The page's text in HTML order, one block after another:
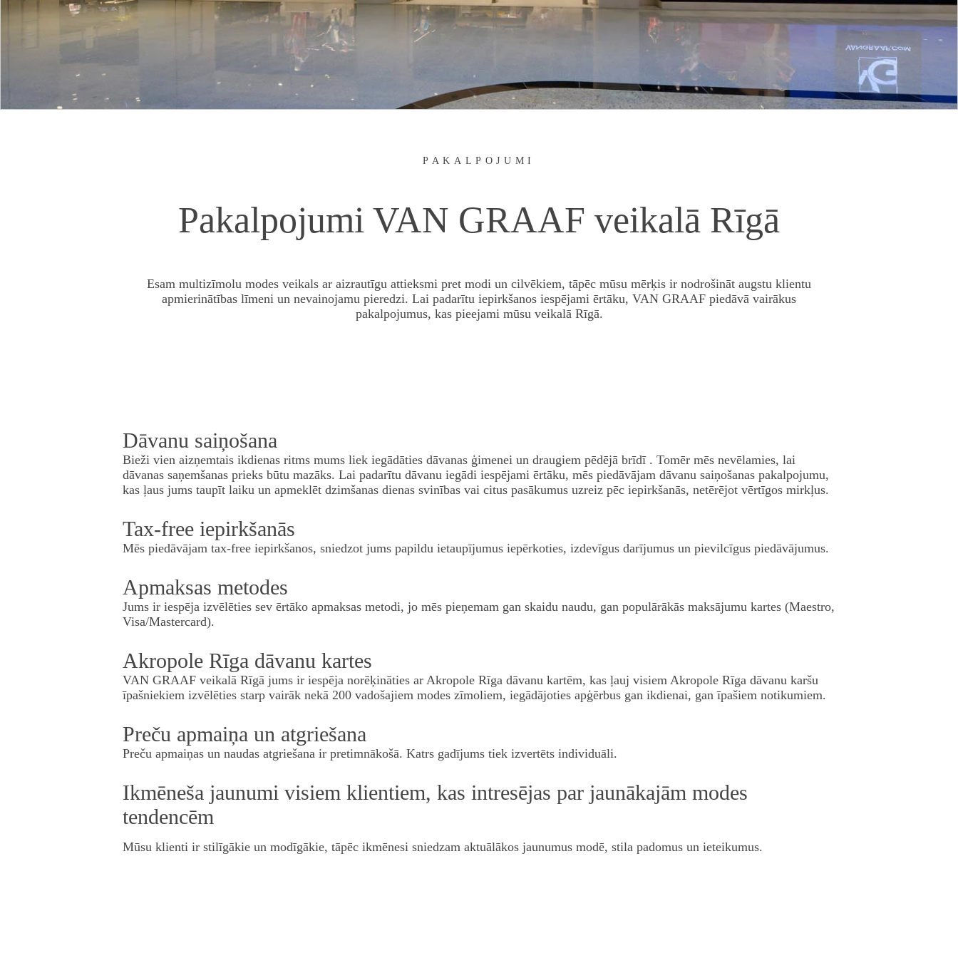
PAKALPOJUMI
Pakalpojumi VAN GRAAF veikalā Rīgā
Esam multizīmolu modes veikals ar aizrautīgu attieksmi pret modi un cilvēkiem, tāpēc mūsu mērķis ir nodrošināt augstu klientu
apmierinātības līmeni un nevainojamu pieredzi. Lai padarītu iepirkšanos iespējami ērtāku, VAN GRAAF piedāvā vairākus
pakalpojumus, kas pieejami mūsu veikalā Rīgā.
Dāvanu saiņošana
Bieži vien aizņemtais ikdienas ritms mums liek iegādāties dāvanas ģimenei un draugiem pēdējā brīdī . Tomēr mēs nevēlamies, lai
dāvanas saņemšanas prieks būtu mazāks. Lai padarītu dāvanu iegādi iespējami ērtāku, mēs piedāvājam dāvanu saiņošanas pakalpojumu,
kas ļaus jums taupīt laiku un apmeklēt dzimšanas dienas svinības vai citus pasākumus uzreiz pēc iepirkšanās, netērējot vērtīgos mirkļus.
Tax-free iepirkšanās
Mēs piedāvājam tax-free iepirkšanos, sniedzot jums papildu ietaupījumus iepērkoties, izdevīgus darījumus un pievilcīgus piedāvājumus.
Apmaksas metodes
Jums ir iespēja izvēlēties sev ērtāko apmaksas metodi, jo mēs pieņemam gan skaidu naudu, gan populārākās maksājumu kartes (Maestro,
Visa/Mastercard).
Akropole Rīga dāvanu kartes
VAN GRAAF veikalā Rīgā jums ir iespēja norēķināties ar Akropole Rīga dāvanu kartēm, kas ļauj visiem Akropole Rīga dāvanu karšu
īpašniekiem izvēlēties starp vairāk nekā 200 vadošajiem modes zīmoliem, iegādājoties apģērbus gan ikdienai, gan īpašiem notikumiem.
Preču apmaiņa un atgriešana
Preču apmaiņas un naudas atgriešana ir pretimnākošā. Katrs gadījums tiek izvertēts individuāli.
Ikmēneša jaunumi visiem klientiem, kas intresējas par jaunākajām modes
tendencēm
Mūsu klienti ir stilīgākie un modīgākie, tāpēc ikmēnesi sniedzam aktuālākos jaunumus modē, stila padomus un ieteikumus.